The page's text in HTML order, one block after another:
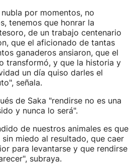
por momentos, no
tenemos que honrar la
de un trabajo centenario
que el aficionado de tantas
ganaderos ansiaron, que el
transformó, y que la historia y
un día quiso darles el
señala.
de Saka "rendirse no es una
y nunca lo será".
de nuestros animales es que
miedo al resultado, que caer
para levantarse y que rendirse
subraya.